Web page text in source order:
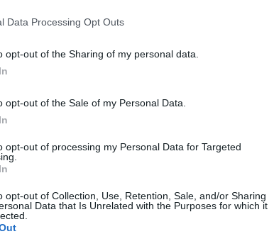
Data Processing Opt Outs
opt-out of the Sharing of my personal data.
opt-out of the Sale of my Personal Data.
opt-out of processing my Personal Data for Targeted
opt-out of Collection, Use, Retention, Sale, and/or Sharing
Data that Is Unrelated with the Purposes for which it
lentofatto di soste, conversazioni e
luoghi che vivono di equilibri delicati, dove il
pratiche di bottega formano un patrimonio
suggerendo percorsi consapevoli,
vincoli di stagione.
complementari: